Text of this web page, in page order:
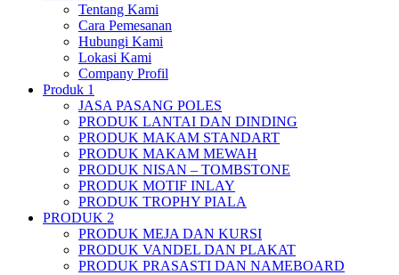
Tentang Kami
Cara Pemesanan
Hubungi Kami
Lokasi Kami
Company Profil
Produk 1
JASA PASANG POLES
PRODUK LANTAI DAN DINDING
PRODUK MAKAM STANDART
PRODUK MAKAM MEWAH
PRODUK NISAN – TOMBSTONE
PRODUK MOTIF INLAY
PRODUK TROPHY PIALA
PRODUK 2
PRODUK MEJA DAN KURSI
PRODUK VANDEL DAN PLAKAT
PRODUK PRASASTI DAN NAMEBOARD